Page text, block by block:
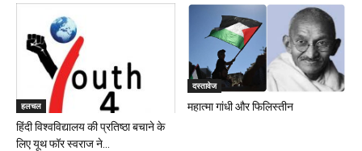
हलचल
हिंदी विश्वविद्यालय की प्रतिष्ठा बचाने के
लिए यूथ फॉर स्वराज ने...
दस्तावेज
महात्मा गांधी और फिलिस्तीन